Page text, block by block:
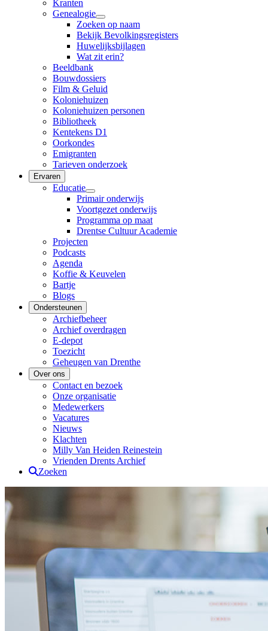
Kranten
Genealogie
Zoeken op naam
Bekijk Bevolkingsregisters
Huwelijksbijlagen
Wat zit erin?
Beeldbank
Bouwdossiers
Film & Geluid
Koloniehuizen
Koloniehuizen personen
Bibliotheek
Kentekens D1
Oorkondes
Emigranten
Tarieven onderzoek
Ervaren
Educatie
Primair onderwijs
Voortgezet onderwijs
Programma op maat
Drentse Cultuur Academie
Projecten
Podcasts
Agenda
Koffie & Keuvelen
Bartje
Blogs
Ondersteunen
Archiefbeheer
Archief overdragen
E-depot
Toezicht
Geheugen van Drenthe
Over ons
Contact en bezoek
Onze organisatie
Medewerkers
Vacatures
Nieuws
Klachten
Milly Van Heiden Reinestein
Vrienden Drents Archief
Zoeken
Drents Archief